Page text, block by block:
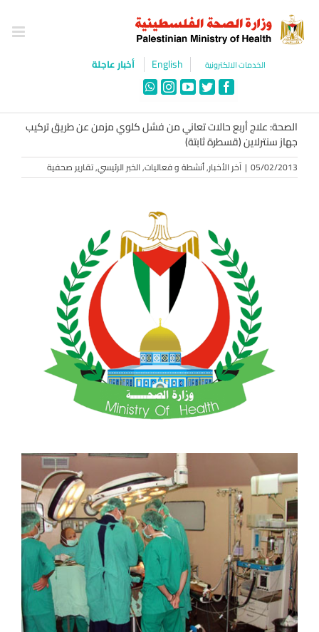
content
الخدمات الالكترونية English أخبار عاجلة
Facebook
Twitter
YouTube
Instagram
WhatsApp
الصحة: علاج أربع حالات تعاني من فشل كلوي مزمن عن طريق تركيب
جهاز سنترلاين (قسطرة ثابتة)
05/02/2013
| آخر الأخبار,أنشطة و فعاليات,الخبر الرئيسي,تقارير صحفية